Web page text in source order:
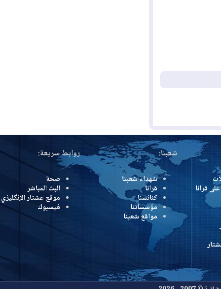
شعبنا:
شهداء شعبنا
قرانا
كنائسنا
مؤسساتنا
مواقع شعبنا
روابط سريعة:
صحة
البث المباشر
موقع عشتار الإنگليزي
فيسبوك